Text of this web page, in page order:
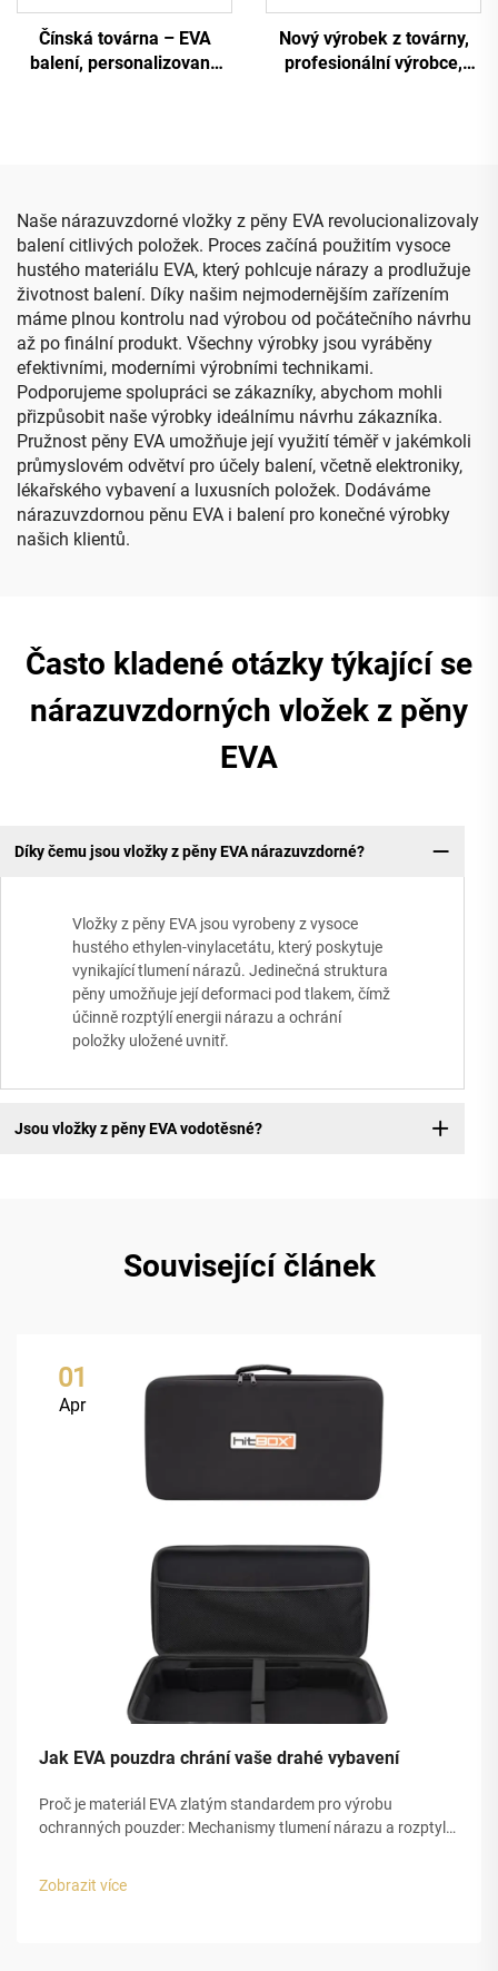
Čínská továrna – EVA
balení, personalizované
Nový výrobek z továrny,
profesionální výrobce,
Naše nárazuvzdorné vložky z pěny EVA revolucionalizovaly
balení citlivých položek. Proces začíná použitím vysoce
hustého materiálu EVA, který pohlcuje nárazy a prodlužuje
životnost balení. Díky našim nejmodernějším zařízením
máme plnou kontrolu nad výrobou od počátečního návrhu
až po finální produkt. Všechny výrobky jsou vyráběny
efektivními, moderními výrobními technikami.
Podporujeme spolupráci se zákazníky, abychom mohli
přizpůsobit naše výrobky ideálnímu návrhu zákazníka.
Pružnost pěny EVA umožňuje její využití téměř v jakémkoli
průmyslovém odvětví pro účely balení, včetně elektroniky,
lékařského vybavení a luxusních položek. Dodáváme
nárazuvzdornou pěnu EVA i balení pro konečné výrobky
našich klientů.
Často kladené otázky týkající se
nárazuvzdorných vložek z pěny
EVA
Díky čemu jsou vložky z pěny EVA nárazuvzdorné?
Vložky z pěny EVA jsou vyrobeny z vysoce
hustého ethylen-vinylacetátu, který poskytuje
vynikající tlumení nárazů. Jedinečná struktura
pěny umožňuje její deformaci pod tlakem, čímž
účinně rozptýlí energii nárazu a ochrání
položky uložené uvnitř.
Jsou vložky z pěny EVA vodotěsné?
Související článek
01
Apr
Jak EVA pouzdra chrání vaše drahé vybavení
Proč je materiál EVA zlatým standardem pro výrobu
ochranných pouzder: Mechanismy tlumení nárazu a rozptylu
Zobrazit více